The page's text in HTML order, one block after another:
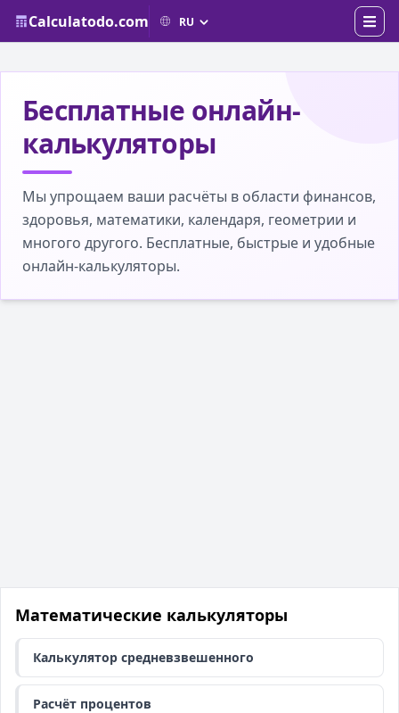
Calculatodo.com
Бесплатные онлайн-
калькуляторы
Мы упрощаем ваши расчёты в области финансов,
здоровья, математики, календаря, геометрии и
многого другого. Бесплатные, быстрые и удобные
онлайн-калькуляторы.
Математические калькуляторы
Калькулятор средневзвешенного
Расчёт процентов